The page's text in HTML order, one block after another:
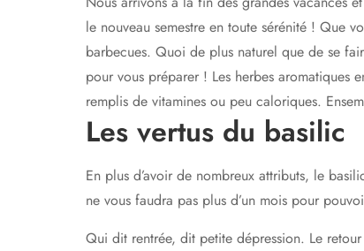
le nouveau semestre en toute sérénité ! Que
barbecues. Quoi de plus naturel que de se
pour vous préparer ! Les herbes aromatiques
remplis de vitamines ou peu caloriques.
Les vertus du basilic
En plus d’avoir de nombreux attributs, le
ne vous faudra pas plus d’un mois pour
Qui dit rentrée, dit petite dépression. Le